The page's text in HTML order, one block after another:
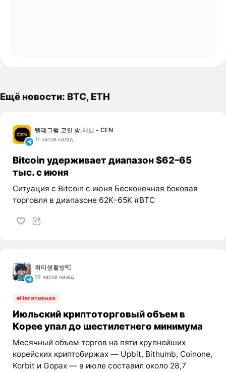
Ещё новости: BTC, ETH
텔레그램 코인 방,채널 - CEN
11 часов назад
Bitcoin удерживает диапазон $62–65
тыс. с июня
Ситуация с Bitcoin с июня Бесконечная боковая
торговля в диапазоне 62K–65K #BTC
취미생활방📮
19 часов назад
Негативная
Июльский криптоторговый объем в
Корее упал до шестилетнего минимума
Месячный объем торгов на пяти крупнейших
корейских криптобиржах — Upbit, Bithumb, Coinone,
Korbit и Gopax — в июле составил около 28,7